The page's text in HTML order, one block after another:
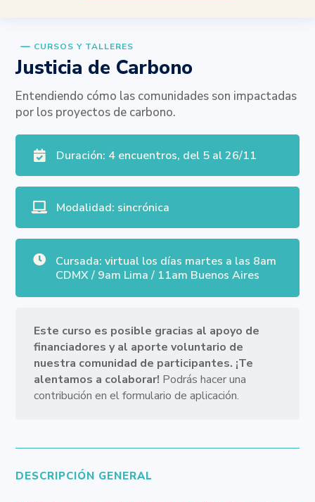
K CURSOS Y TALLERES
Justicia de Carbono
Entendiendo cómo las comunidades son impactadas
por los proyectos de carbono.
 Duración: 4 encuentros, del 5 al 26/11
 Modalidad: sincrónica

Cursada: virtual los días martes a las 8am
CDMX / 9am Lima / 11am Buenos Aires
Este curso es posible gracias al apoyo de
financiadores y al aporte voluntario de
nuestra comunidad de participantes. ¡Te
alentamos a colaborar! Podrás hacer una
contribución en el formulario de aplicación.
DESCRIPCIÓN GENERAL